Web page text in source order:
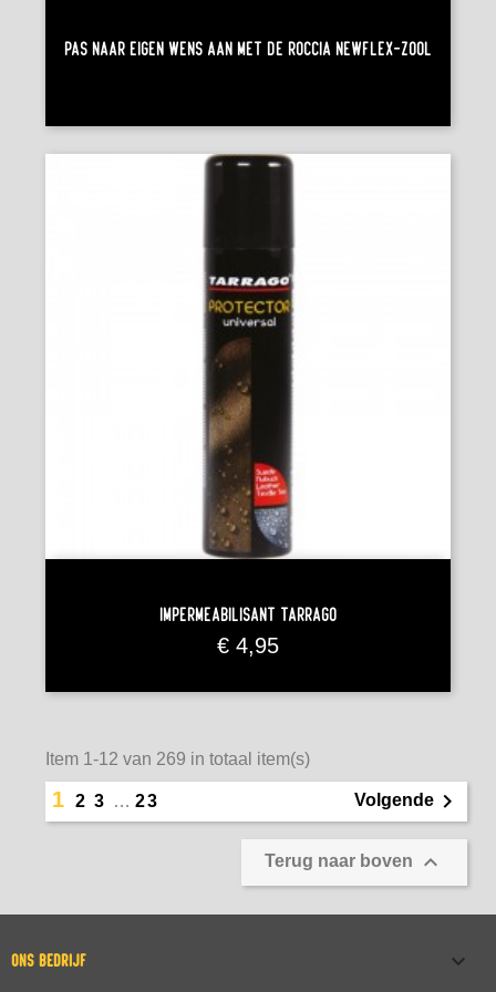
Pas Naar Eigen Wens Aan Met De Roccia Newflex-Zool
Imperméabilisant Tarrago
Prijs
€ 4,95
Item 1-12 van 269 in totaal item(s)
1 2 3 … 23 Volgende 
Terug naar boven 
ONS BEDRIJF 